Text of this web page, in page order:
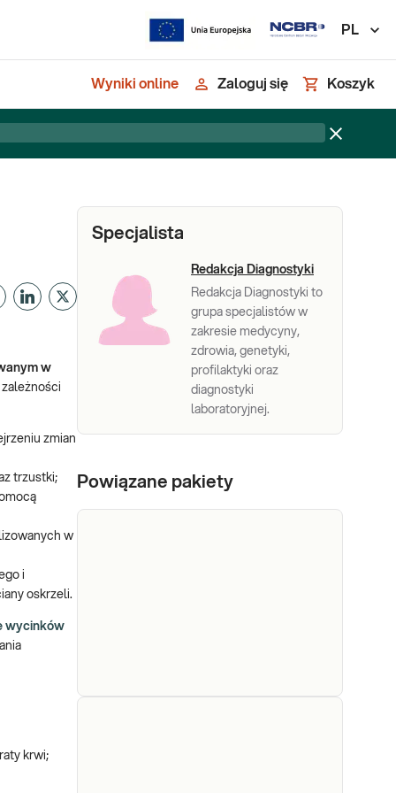
PL
Wyniki online Zaloguj się Koszyk
w
zmian
trzustki;
w
i
oskrzeli.
wycinków
krwi;
Specjalista
Redakcja Diagnostyki
Redakcja Diagnostyki to
grupa specjalistów w
zakresie medycyny,
zdrowia, genetyki,
profilaktyki oraz
diagnostyki
laboratoryjnej.
Powiązane pakiety